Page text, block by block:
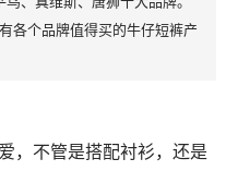
各个品牌值得买的牛仔短裤产
，不管是搭配衬衫，还是